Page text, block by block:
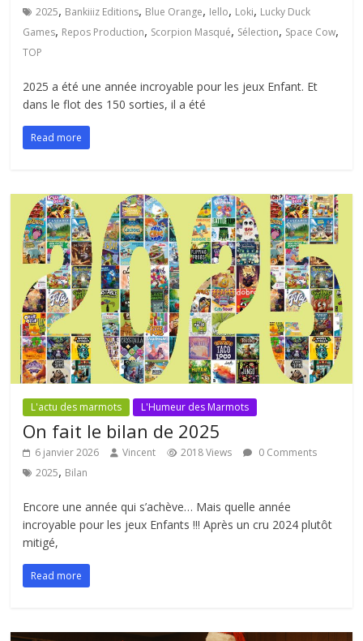
2025, Bankiiiz Editions, Blue Orange, Iello, Loki, Lucky Duck
Games, Repos Production, Scorpion Masqué, Sélection, Space Cow,
TOP
2025 a été une année incroyable pour les jeux Enfant. Et
dans le flot des 150 sorties, il a été
Read more
L'actu des marmots L'Humeur des Marmots
On fait le bilan de 2025
6 janvier 2026 Vincent 2018 Views
0 Comments
2025, Bilan
Encore une année qui s’achève… Mais quelle année
incroyable pour les jeux Enfants !!! Après un cru 2024 plutôt
mitigé,
Read more